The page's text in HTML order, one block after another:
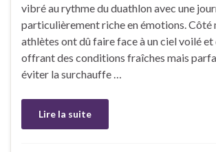
vibré au rythme du duathlon avec une
particulièrement riche en émotions. Côté
athlètes ont dû faire face à un ciel voilé
offrant des conditions fraîches mais
éviter la surchauffe …
Lire la suite